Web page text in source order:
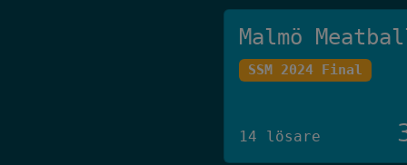
Malmö
SSM 2024 Final
14 lösare